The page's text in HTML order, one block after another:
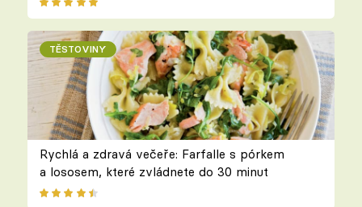
TĚSTOVINY
Rychlá a zdravá večeře: Farfalle s pórkem
a lososem, které zvládnete do 30 minut